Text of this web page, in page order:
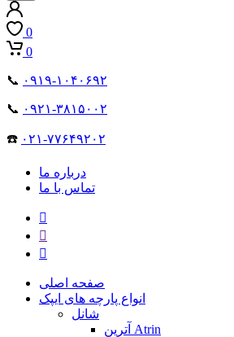
0
0
📞 ۰۹۱۹-۱۰۴۰۶۹۲
📞 ۰۹۲۱-۳۸۱۵۰۰۲
☎️ ۰۲۱-۷۷۶۴۹۲۰۲
درباره ما
تماس با ما
صفحه اصلی
انواع پارچه های ایپک
شانل
آترین Atrin